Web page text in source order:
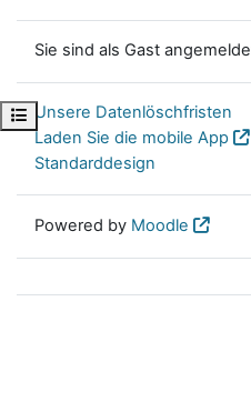
Kursindex öffnen
Sie sind als Gast
Unsere Datenlöschfristen
Laden Sie die mobile App
Standarddesign
Powered by Moodle